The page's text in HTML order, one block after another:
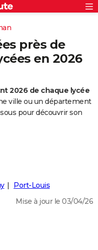
près de
en 2026
2026 de chaque lycée
ville ou un département
pour découvrir son
Port-Louis
Mise à jour le 03/04/26